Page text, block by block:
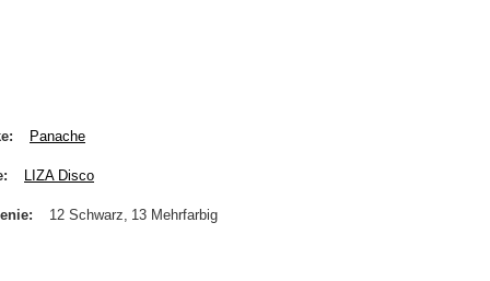
Panache
LIZA Disco
12 Schwarz 13 Mehrfarbig